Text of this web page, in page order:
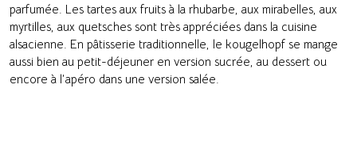
parfumée. Les tartes aux fruits à la rhubarbe, aux mirabelles, aux
myrtilles, aux quetsches sont très appréciées dans la cuisine
alsacienne. En pâtisserie traditionnelle, le kougelhopf se mange
aussi bien au petit-déjeuner en version sucrée, au dessert ou
encore à l’apéro dans une version salée.